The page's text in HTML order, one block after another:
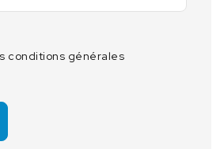
conditions générales